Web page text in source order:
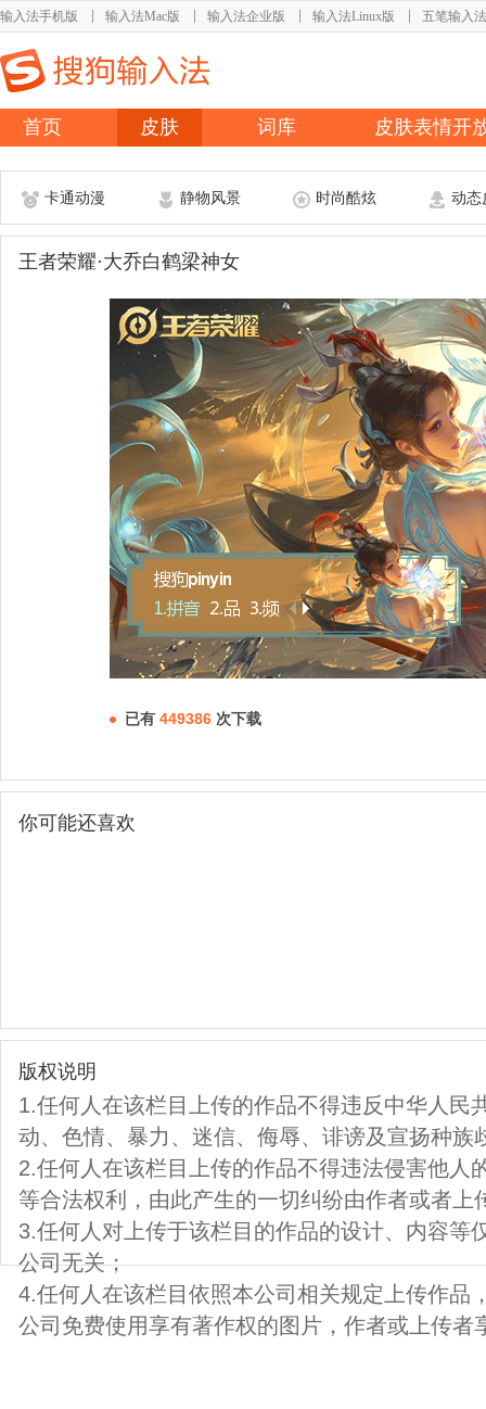
输入法手机版 输入法Mac版 输入法企业版 输入法Linux版 五笔输入法
首页 皮肤 词库 皮肤表情开
卡通动漫 静物风景 时尚酷炫 动态
王者荣耀·大乔白鹤梁神女
已有 449386 次下载
你可能还喜欢
版权说明
1.任何人在该栏目上传的作品不得违反中华人民
动、色情、暴力、迷信、侮辱、诽谤及宣扬种族
2.任何人在该栏目上传的作品不得违法侵害他人
等合法权利，由此产生的一切纠纷由作者或者上
3.任何人对上传于该栏目的作品的设计、内容等
公司无关；
4.任何人在该栏目依照本公司相关规定上传作品
公司免费使用享有著作权的图片，作者或上传者